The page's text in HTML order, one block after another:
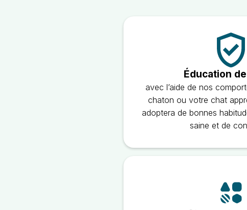
Éducation
avec l’aide de nos
chaton ou votre chat
adoptera de bonnes
saine et de